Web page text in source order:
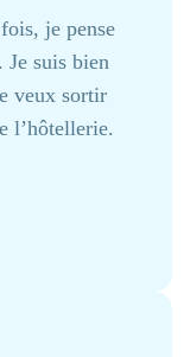
je pense
Je suis bien
veux sortir
l’hôtellerie.